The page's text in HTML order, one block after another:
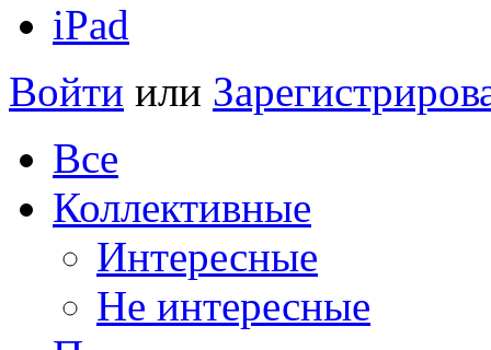
iPad
Войти или
Все
Коллективные
Интересные
Не интересные